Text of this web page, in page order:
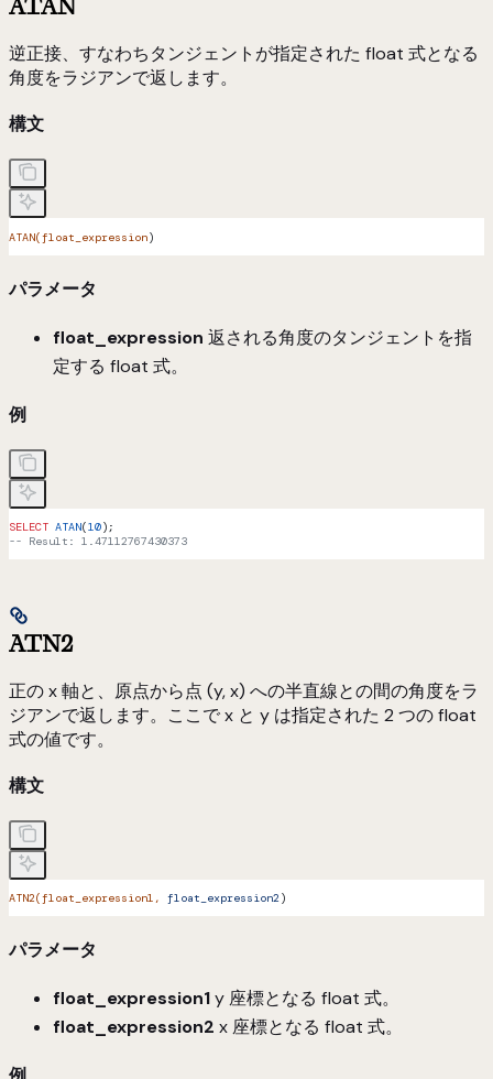
ATAN
逆正接、すなわちタンジェントが指定された float 式となる
角度をラジアンで返します。
構文
ATAN(float_expression)
パラメータ
float_expression 返される角度のタンジェントを指
定する float 式。
例
SELECT ATAN(10);
-- Result: 1.47112767430373
ATN2
正の x 軸と、原点から点 (y, x) への半直線との間の角度をラ
ジアンで返します。ここで x と y は指定された 2 つの float
式の値です。
構文
ATN2(float_expression1, float_expression2)
パラメータ
float_expression1y 座標となる float 式。
float_expression2 x 座標となる float 式。